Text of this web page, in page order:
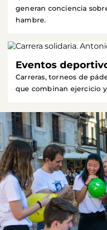
generan conciencia
hambre.
Eventos
Carreras, torneos de
que combinan ejercicio
Imagen